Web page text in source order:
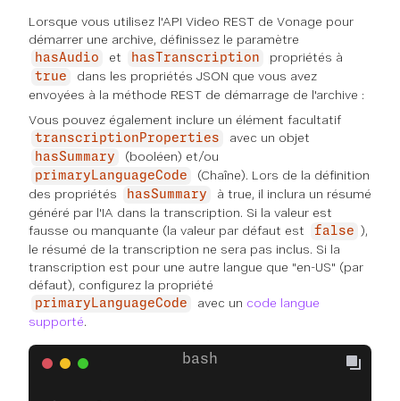
Lorsque vous utilisez l'API Video REST de Vonage pour
démarrer une archive, définissez le paramètre
hasAudio et hasTranscription propriétés à
true
dans les propriétés JSON que vous avez
envoyées à la méthode REST de démarrage de l'archive :
Vous pouvez également inclure un élément facultatif
transcriptionProperties avec un objet
hasSummary (booléen) et/ou
primaryLanguageCode
(Chaîne). Lors de la définition
des propriétés
hasSummary
à true, il inclura un résumé
généré par l'IA dans la transcription. Si la valeur est
fausse ou manquante (la valeur par défaut est
false ),
le résumé de la transcription ne sera pas inclus. Si la
transcription est pour une autre langue que "en-US" (par
défaut), configurez la propriété
primaryLanguageCode avec un code langue
supporté.